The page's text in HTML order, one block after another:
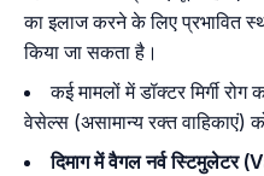
का इलाज करने के लिए प्रभावित
किया जा सकता है।
कई मामलों में डॉक्टर मिर्गी
वेसेल्स (असामान्य रक्त
दिमाग में वैगल नर्व